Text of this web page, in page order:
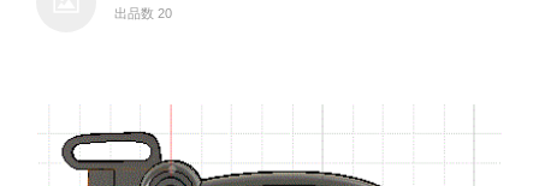
出品数 20